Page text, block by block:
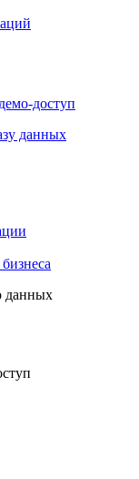
демо-доступ
данных
данных